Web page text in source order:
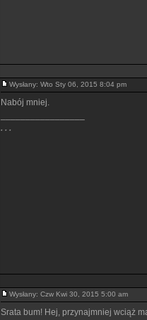
Wysłany: Wto Sty 06, 2015 8:04 pm
Nabój mniej.
. . .
Wysłany: Czw Kwi 30, 2015 5:00 am
Srata bum! Hej, przynajmniej wciąż